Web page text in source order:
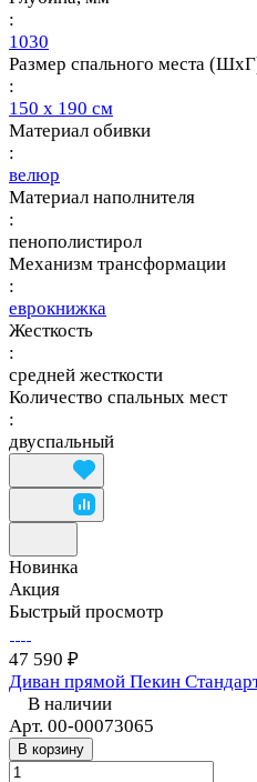
:
1030
Размер спального места
:
150 х 190 см
Материал обивки
:
велюр
Материал наполнителя
:
пенополистирол
Механизм трансформации
:
еврокнижка
Жесткость
:
средней жесткости
Количество спальных мест
:
двуспальный
Новинка
Акция
Быстрый просмотр
47 590 ₽
Диван прямой Пекин
В наличии
Арт. 00-00073065
В корзину